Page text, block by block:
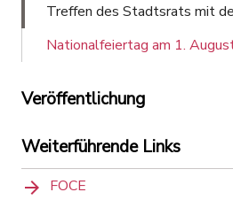
Treffen des Stadtsrats mit
Nationalfeiertag am 1.
Veröffentlichung
Weiterführende Links
FOCE